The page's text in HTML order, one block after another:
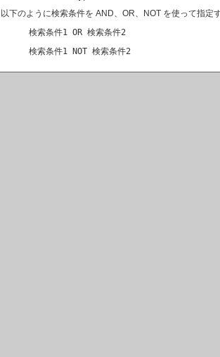
以下のように検索条件を AND、OR、NOT を使って指定
検索条件1 OR 検索条件2
検索条件1 NOT 検索条件2